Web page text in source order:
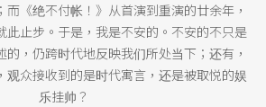
《绝不付帐！》从首演到重演的廿余年，
此止步。于是，我是不安的。不安的不只是
的，仍跨时代地反映我们所处当下；还有，
观众接收到的是时代寓言，还是被取悦的娱
乐挂帅？